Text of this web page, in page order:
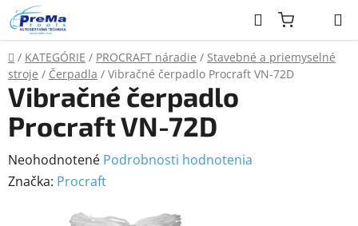
Prejsť
na
obsah
Hľadať
Domov
/ KATEGÓRIE / PROCRAFT náradie / Stavebné a priemyselné
stroje / Čerpadla / Vibračné čerpadlo Procraft VN-72D
Vibračné čerpadlo
Procraft VN-72D
Priemerné
hodnotenie
Neohodnotené Podrobnosti hodnotenia
Značka: Procraft